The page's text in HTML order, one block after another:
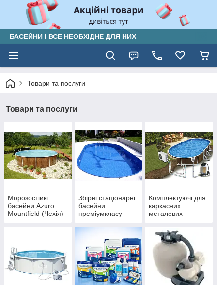
БАСЕЙНИ І ВСЕ НЕОБХІДНЕ ДЛЯ НИХ
Товари та послуги
Товари та послуги
Морозостійкі
басейни Azuro
Mountfield (Чехія)
Збірні стаціонарні
басейни
преміумкласу
(ЧЕХІЯ)
Комплектуючі для
каркасних
металевих